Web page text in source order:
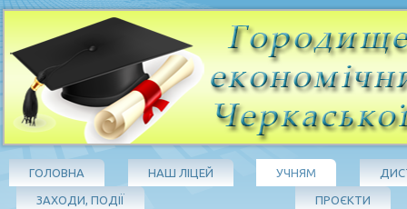
ГОЛОВНА НАШ ЛІЦЕЙ УЧНЯМ
ЗАХОДИ, ПОДІЇ ПРОЄКТИ